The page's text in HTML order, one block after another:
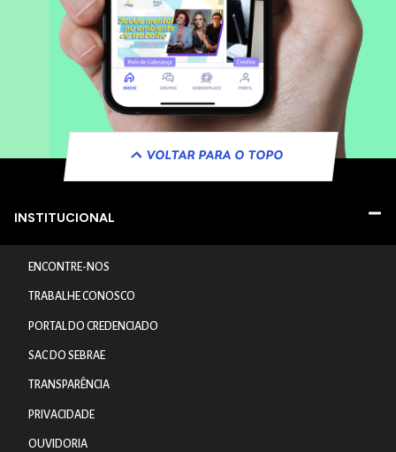
VOLTAR PARA O TOPO
INSTITUCIONAL
ENCONTRE-NOS
TRABALHE CONOSCO
PORTAL DO CREDENCIADO
SAC DO SEBRAE
TRANSPARÊNCIA
PRIVACIDADE
OUVIDORIA